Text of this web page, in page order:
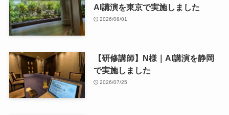
AI講演を東京で実施しました
2026/08/01
【研修講師】N様｜AI講演を静岡
で実施しました
2026/07/25